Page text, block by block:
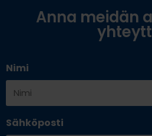
Anna meidän
Nimi
Sähköposti